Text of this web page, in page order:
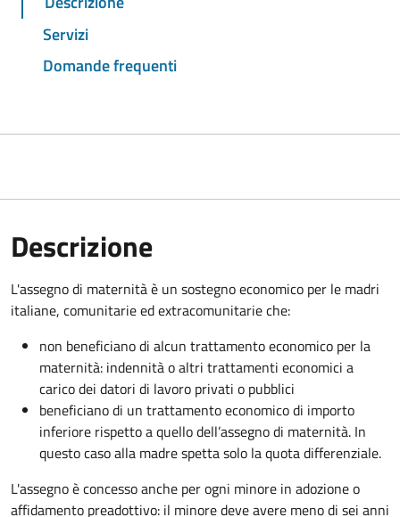
Servizi
Domande frequenti
Descrizione
L'assegno di maternità è un sostegno economico per le madri
italiane, comunitarie ed extracomunitarie che:
non beneficiano di alcun trattamento economico per la
maternità: indennità o altri trattamenti economici a
carico dei datori di lavoro privati o pubblici
beneficiano di un trattamento economico di importo
inferiore rispetto a quello dell’assegno di maternità. In
questo caso alla madre spetta solo la quota differenziale.
L'assegno è concesso anche per ogni minore in adozione o
affidamento preadottivo: il minore deve avere meno di sei anni